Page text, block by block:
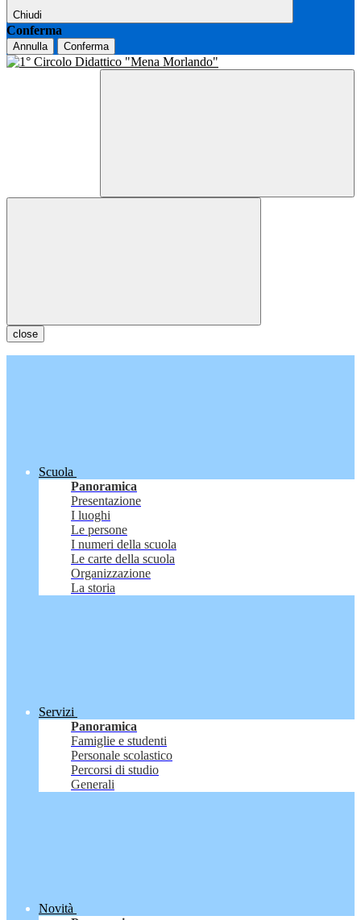
Chiudi
Conferma
Annulla Conferma
close
Scuola
Panoramica
Presentazione
I luoghi
Le persone
I numeri della scuola
Le carte della scuola
Organizzazione
La storia
Servizi
Panoramica
Famiglie e studenti
Personale scolastico
Percorsi di studio
Generali
Novità